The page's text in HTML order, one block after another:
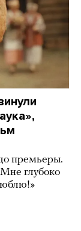
премьеры.
глубоко